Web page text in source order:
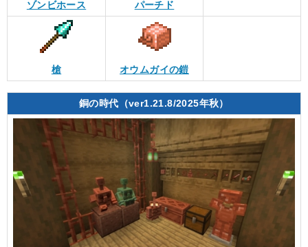
ゾンビホース パーチド
槍 オウムガイの鎧
銅の時代（ver1.21.8/2025年秋）